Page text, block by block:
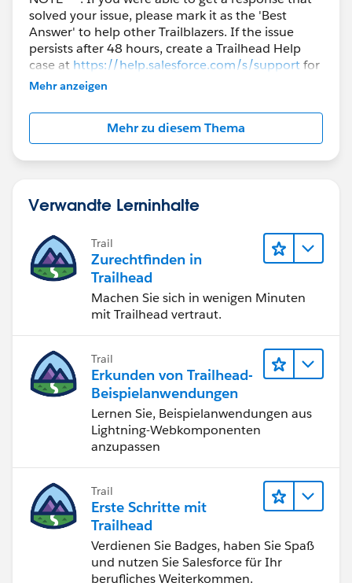
solved your issue, please mark it as the 'Best
Answer' to help other Trailblazers. If the issue
persists after 48 hours, create a Trailhead Help
case at https://help.salesforce.com/s/supportfor
further assistance.
Mehr anzeigen
Mehr zu diesem Thema
Verwandte Lerninhalte
Trail
Zurechtfinden in
Trailhead
Machen Sie sich in wenigen Minuten
mit Trailhead vertraut.
Trail
Erkunden von Trailhead-
Beispielanwendungen
Lernen Sie, Beispielanwendungen aus
Lightning-Webkomponenten
anzupassen
Trail
Erste Schritte mit
Trailhead
Verdienen Sie Badges, haben Sie Spaß
und nutzen Sie Salesforce für Ihr
berufliches Weiterkommen.